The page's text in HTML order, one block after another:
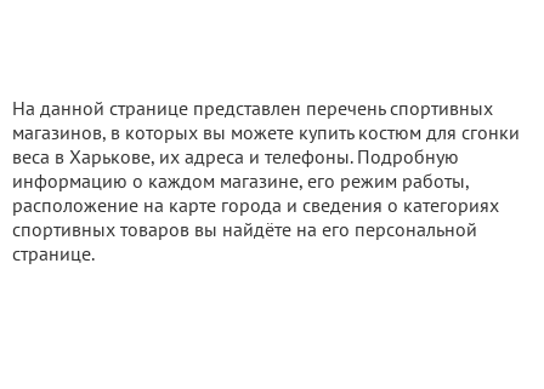
На данной странице представлен перечень спортивных
магазинов, в которых вы можете купить костюм для сгонки
веса в Харькове, их адреса и телефоны. Подробную
информацию о каждом магазине, его режим работы,
расположение на карте города и сведения о категориях
спортивных товаров вы найдёте на его персональной
странице.